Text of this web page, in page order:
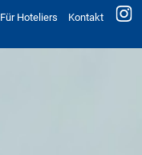
Für Hoteliers
Kontakt